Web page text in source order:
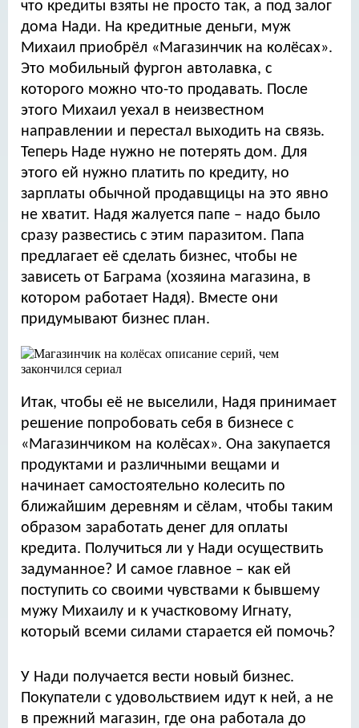
что кредиты взяты не просто так, а под залог
дома Нади. На кредитные деньги, муж
Михаил приобрёл «Магазинчик на колёсах».
Это мобильный фургон автолавка, с
которого можно что-то продавать. После
этого Михаил уехал в неизвестном
направлении и перестал выходить на связь.
Теперь Наде нужно не потерять дом. Для
этого ей нужно платить по кредиту, но
зарплаты обычной продавщицы на это явно
не хватит. Надя жалуется папе – надо было
сразу развестись с этим паразитом. Папа
предлагает её сделать бизнес, чтобы не
зависеть от Баграма (хозяина магазина, в
котором работает Надя). Вместе они
придумывают бизнес план.
Итак, чтобы её не выселили, Надя принимает
решение попробовать себя в бизнесе с
«Магазинчиком на колёсах». Она закупается
продуктами и различными вещами и
начинает самостоятельно колесить по
ближайшим деревням и сёлам, чтобы таким
образом заработать денег для оплаты
кредита. Получиться ли у Нади осуществить
задуманное? И самое главное – как ей
поступить со своими чувствами к бывшему
мужу Михаилу и к участковому Игнату,
который всеми силами старается ей помочь?
У Нади получается вести новый бизнес.
Покупатели с удовольствием идут к ней, а не
в прежний магазин, где она работала до